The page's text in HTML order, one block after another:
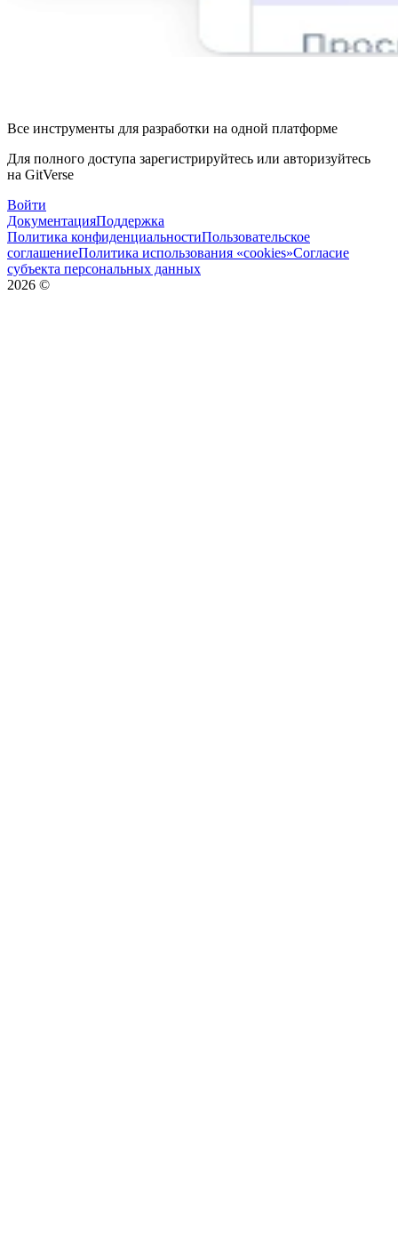
Все инструменты для разработки на одной платформе
Для полного доступа зарегистрируйтесь или авторизуйтесь
на GitVerse
Войти
ДокументацияПоддержка
Политика конфиденциальностиПользовательское
соглашениеПолитика использования «cookies»Согласие
субъекта персональных данных
2026 ©